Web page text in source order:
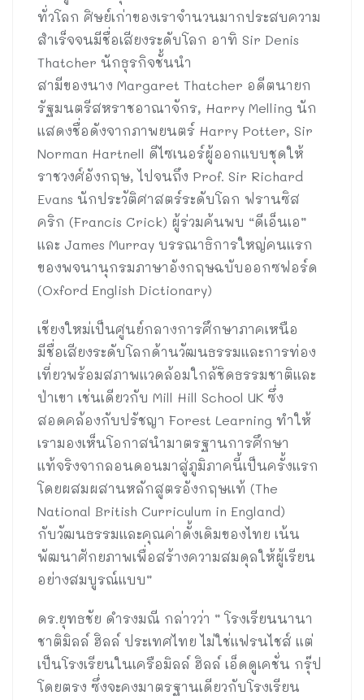
ทั่วโลก ศิษย์เก่าของเราจำนวนมากประสบความ
สำเร็จจนมีชื่อเสียงระดับโลก อาทิ Sir Denis
Thatcher นักธุรกิจชั้นนำ
สามีของนาง Margaret Thatcher อดีตนายก
รัฐมนตรีสหราชอาณาจักร, Harry Melling นัก
แสดงชื่อดังจากภาพยนตร์ Harry Potter, Sir
Norman Hartnell ดีไซเนอร์ผู้ออกแบบชุดให้
ราชวงศ์อังกฤษ, ไปจนถึง Prof. Sir Richard
Evans นักประวัติศาสตร์ระดับโลก ฟรานซิส
คริก (Francis Crick) ผู้ร่วมค้นพบ “ดีเอ็นเอ”
และ James Murray บรรณาธิการใหญ่คนแรก
ของพจนานุกรมภาษาอังกฤษฉบับออกซฟอร์ด
(Oxford English Dictionary)
เชียงใหม่เป็นศูนย์กลางการศึกษาภาคเหนือ
มีชื่อเสียงระดับโลกด้านวัฒนธรรมและการท่อง
เที่ยวพร้อมสภาพแวดล้อมใกล้ชิดธรรมชาติและ
ป่าเขา เช่นเดียวกับ Mill Hill School UK ซึ่ง
สอดคล้องกับปรัชญา Forest Learning ทำให้
เรามองเห็นโอกาสนำมาตรฐานการศึกษา
แท้จริงจากลอนดอนมาสู่ภูมิภาคนี้เป็นครั้งแรก
โดยผสมผสานหลักสูตรอังกฤษแท้ (The
National British Curriculum in England)
กับวัฒนธรรมและคุณค่าดั้งเดิมของไทย เน้น
พัฒนาศักยภาพเพื่อสร้างความสมดุลให้ผู้เรียน
อย่างสมบูรณ์แบบ”
ดร.ยุทธชัย ดำรงมณี กล่าวว่า ” โรงเรียนนานา
ชาติมิลล์ ฮิลล์ ประเทศไทย ไม่ใช่แฟรนไชส์ แต่
เป็นโรงเรียนในเครือมิลล์ ฮิลล์ เอ็ดดูเคชั่น กรุ๊ป
โดยตรง ซึ่งจะคงมาตรฐานเดียวกับโรงเรียน